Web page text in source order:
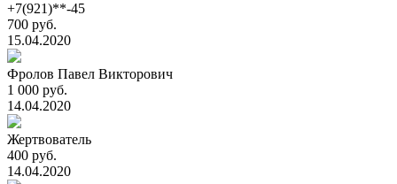
+7(921)**-45
700 руб.
15.04.2020
Фролов Павел Викторович
1 000 руб.
14.04.2020
Жертвователь
400 руб.
14.04.2020